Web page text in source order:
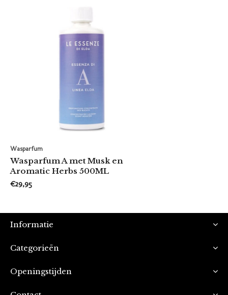
Wasparfum
Wasparfum A met Musk en
Aromatic Herbs 500ML
€29,95
Informatie
Categorieën
Openingstijden